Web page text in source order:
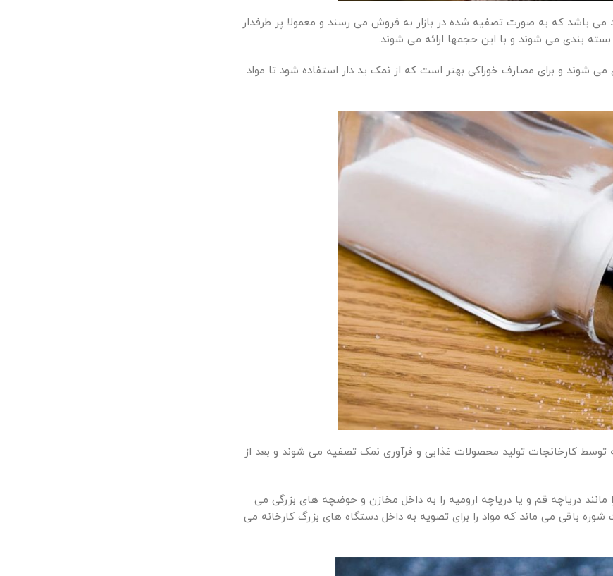
باشد که به صورت تصفیه شده در بازار به فروش می رسند و معمولا پر طرفدار
شوند و برای مصارف خوراکی بهتر است که از نمک ید دار استفاده شود تا مواد
کارخانجات تولید محصولات غذایی و فرآوری نمک تصفیه می شوند و بعد از
دریاچه قم و یا دریاچه ارومیه را به داخل مخازن و حوضچه های بزرگی می
باقی می ماند که مواد را برای تصویه به داخل دستگاه های بزرگ کارخانه می